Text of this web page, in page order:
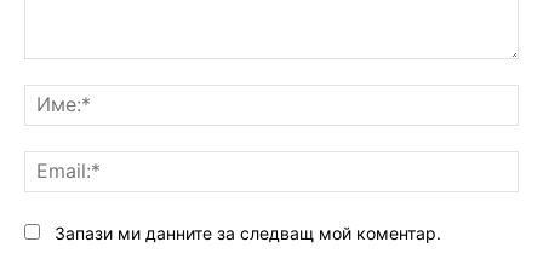
Запази ми данните за следващ мой коментар.